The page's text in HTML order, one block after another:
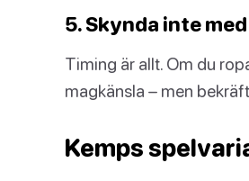
5. Skynda inte
Timing är allt. Om du
magkänsla – men
Kemps